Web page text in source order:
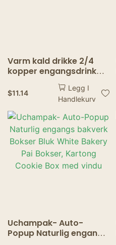
Varm kald drikke 2/4
kopper engangsdrink
bærer kaffe koppholder
med håndtak
$11.14
Legg I
Handlekurv
Uchampak- Auto-
Popup Naturlig engangs